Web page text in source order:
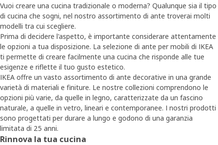
Vuoi creare una cucina tradizionale o moderna? Qualunque sia il tipo
di cucina che sogni, nel nostro assortimento di ante troverai molti
modelli tra cui scegliere.
Prima di decidere l'aspetto, è importante considerare attentamente
le opzioni a tua disposizione. La selezione di ante per mobili di IKEA
ti permette di creare facilmente una cucina che risponde alle tue
esigenze e riflette il tuo gusto estetico.
IKEA offre un vasto assortimento di ante decorative in una grande
varietà di materiali e finiture. Le nostre collezioni comprendono le
opzioni più varie, da quelle in legno, caratterizzate da un fascino
naturale, a quelle in vetro, lineari e contemporanee. I nostri prodotti
sono progettati per durare a lungo e godono di una garanzia
limitata di 25 anni.
Rinnova la tua cucina